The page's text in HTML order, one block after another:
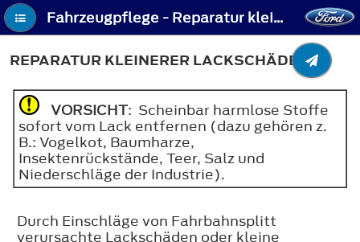
Fahrzeugpflege - Reparatur kleinerer Lackschäden
REPARATUR KLEINERER LACKSCHÄDEN
VORSICHT: Scheinbar harmlose Stoffe
sofort vom Lack entfernen (dazu gehören z.
B.: Vogelkot, Baumharze,
Insektenrückstände, Teer, Salz und
Niederschläge der Industrie).
Durch Einschläge von Fahrbahnsplitt
verursachte Lackschäden oder kleine